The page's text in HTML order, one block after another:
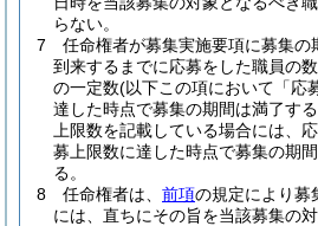
らない。
7
任命権者が募集実施要項に募集
到来するまでに応募をした職員の
の一定数(以下この項において「応
達した時点で募集の期間は満了す
上限数を記載している場合には、
募上限数に達した時点で募集の期
る。
8
任命権者は、 前項の規定により募
には、直ちにその旨を当該募集の